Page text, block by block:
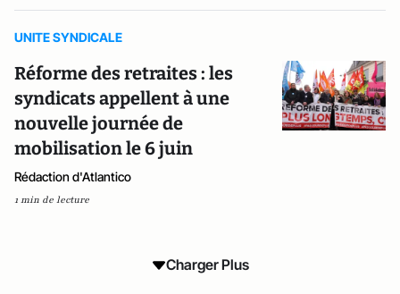
UNITE SYNDICALE
Réforme des retraites : les
syndicats appellent à une
nouvelle journée de
mobilisation le 6 juin
Rédaction d'Atlantico
1 min de lecture
Charger Plus